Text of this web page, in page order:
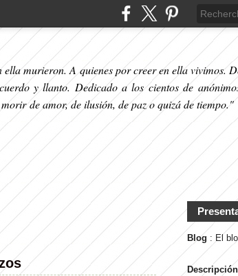
murieron. A quienes por creer en ella vivimos.
y llanto. Dedicado a los cientos de
de amor, de ilusión, de paz o quizá de tiempo."
Blog : El
Descripción